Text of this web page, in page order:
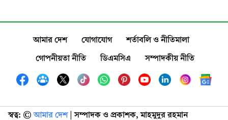
আমার দেশ যোগাযোগ
শর্তাবলি ও নীতিমালা
গোপনীয়তা নীতি
ডিএমসিএ সম্পাদকীয় নীতি
স্বত্ব: ©️ আমার দেশ| সম্পাদক ও প্রকাশক, মাহমুদুর রহমান